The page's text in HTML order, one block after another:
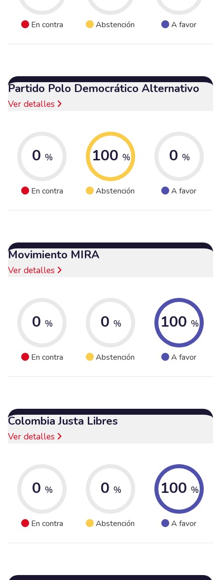
En contra Abstención A favor
Partido Polo Democrático Alternativo
Ver detalles
0 %
En contra
100 %
Abstención
0 %
A favor
Movimiento MIRA
Ver detalles
0 %
En contra
0 %
Abstención
100 %
A favor
Colombia Justa Libres
Ver detalles
0 %
En contra
0 %
Abstención
100 %
A favor